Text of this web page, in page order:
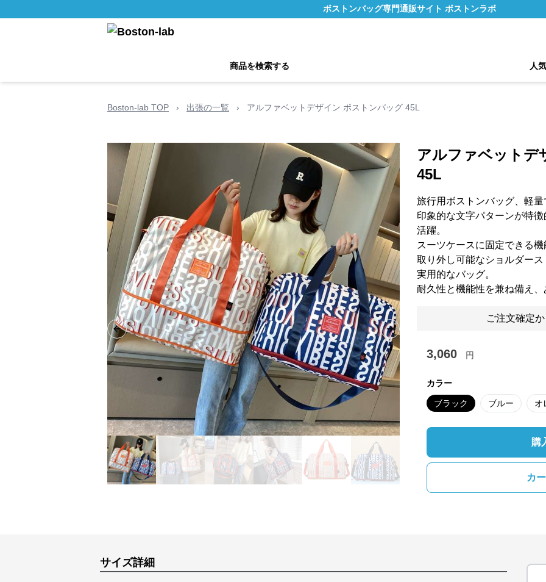
ボストンバッグ専門通販サイト ボストンラボ
商品を検索する 人
Boston-lab TOP › 出張の一覧 › アルファベットデザイン ボストンバッグ 45L
Previous slide Next slide
アルファベットデ
45L
旅行用ボストンバッグ、軽量
印象的な文字パターンが特
活躍。
スーツケースに固定できる機
取り外し可能なショルダー
実用的なバッグ。
耐久性と機能性を兼ね備え、
ご注文確定
3,060 円
カラー
ブラック ブルー オ
購
カ
サイズ詳細